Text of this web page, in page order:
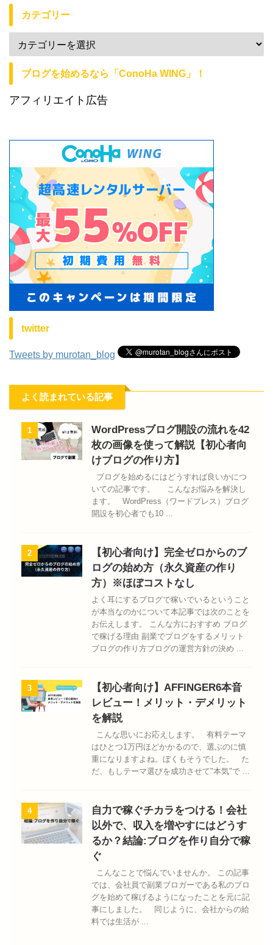
カテゴリー
ブログを始めるなら「ConoHa WING」！
アフィリエイト広告
twitter
Tweets by murotan_blog
よく読まれている記事
1
WordPressブログ開設の流れを42
枚の画像を使って解説【初心者向
けブログの作り方】
ブログを始めるにはどうすれば良いかにつ
いての記事です。 こんなお悩みを解決し
ます。 WordPress（ワードプレス）ブログ
開設を初心者でも10 ...
2
【初心者向け】完全ゼロからのブ
ログの始め方（永久資産の作り
方）※ほぼコストなし
よく耳にするブログで稼いでいるということ
が本当なのかについて本記事では次のことを
お伝えします。 こんな方におすすめ ブログ
で稼げる理由 副業でブログをするメリット
ブログの作り方ブログの運営方針の決め ...
3
【初心者向け】AFFINGER6本音
レビュー！メリット・デメリット
を解説
こんな思いにお応えします。 有料テーマ
はひとつ1万円ほどかかるので、選ぶのに慎
重になりますよね。ぼくもそうでした。 た
だ、もしテーマ選びを成功させて"本気"で ...
4
自力で稼ぐチカラをつける！会社
以外で、収入を増やすにはどうす
るか？結論:ブログを作り自分で稼
ぐ
こんなことで悩んでいませんか。 この記事
では、会社員で副業ブロガーである私のブロ
グを始めて稼げるようになったことを元に記
事にしました。 同じように、会社からの給
料では生活が ...